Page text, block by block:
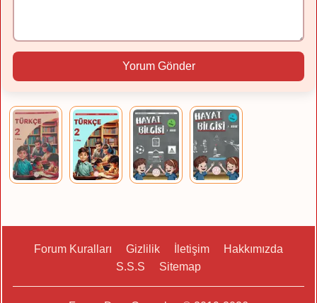
Yorum Gönder
Forum Kuralları Gizlilik İletişim
Hakkımızda
S.S.S
Sitemap